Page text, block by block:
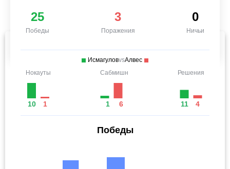
25
Победы
3
Поражения
0
Ничьи
ИсмагуловvsАлвес
Нокауты
10 1
Сабмишн
1 6
Решения
11 4
Победы